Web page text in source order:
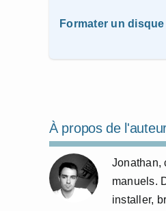
Formater un
À propos de
Jonathan,
manuels.
installer,